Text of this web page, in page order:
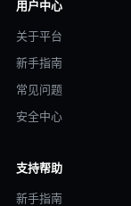
用户中心
关于平台
新手指南
常见问题
安全中心
支持帮助
新手指南